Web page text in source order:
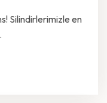
Silindirlerimizle en